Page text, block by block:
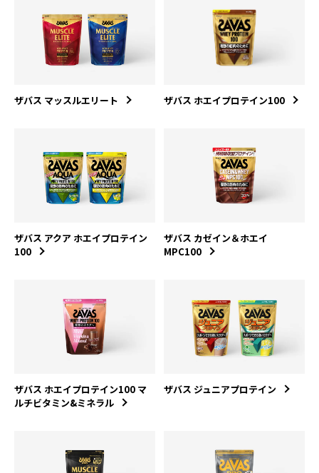
ザバス マッスルエリート ザバス ホエイプロテイン100
ザバス アクア ホエイプロテイン
100
ザバス カゼイン＆ホエイ
MPC100
ザバス ホエイプロテイン100 マ
ルチビタミン&ミネラル
ザバス ジュニアプロテイン